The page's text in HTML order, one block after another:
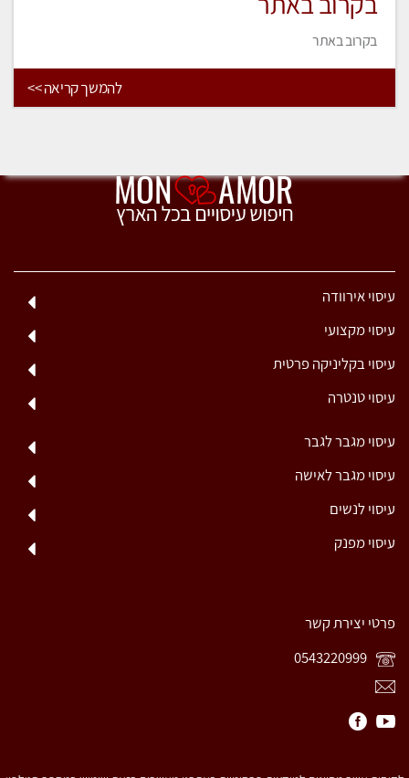
בקרוב באתר
להמשך קריאה >>
עיסוי אירוודה
עיסוי מקצועי
עיסוי בקליניקה פרטית
עיסוי טנטרה
עיסוי מגבר לגבר
עיסוי מגבר לאישה
עיסוי לנשים
עיסוי מפנק
פרטי יצירת קשר